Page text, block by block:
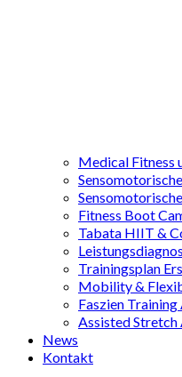
Medical Fitness
Fitness Boot
Tabata HIIT &
Trainingsplan
Mobility &
Faszien
Assisted Stretch
News
Kontakt